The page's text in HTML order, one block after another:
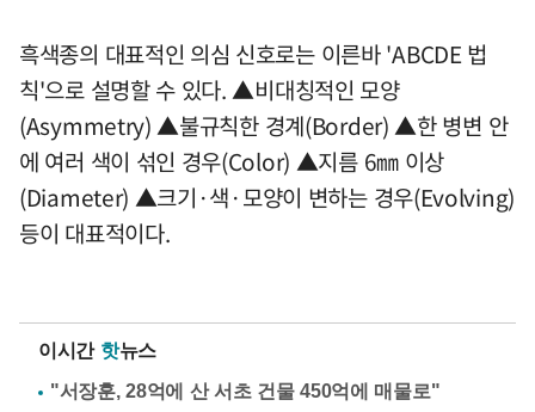
흑색종의 대표적인 의심 신호로는 이른바 'ABCDE 법
칙'으로 설명할 수 있다. ▲비대칭적인 모양
(Asymmetry) ▲불규칙한 경계(Border) ▲한 병변 안
에 여러 색이 섞인 경우(Color) ▲지름 6㎜ 이상
(Diameter) ▲크기·색·모양이 변하는 경우(Evolving)
등이 대표적이다.
이시간 핫뉴스
"서장훈, 28억에 산 서초 건물 450억에 매물로"